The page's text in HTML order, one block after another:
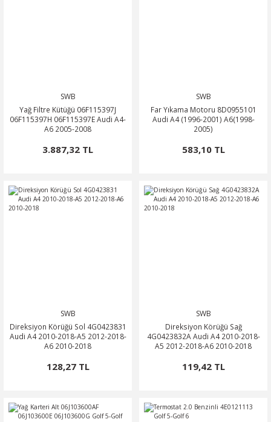
SWB
Yağ Filtre Kütüğü 06F115397J
06F115397H 06F115397E Audi A4-
A6 2005-2008
3.887,32 TL
SWB
Far Yıkama Motoru 8D0955101
Audi A4 (1996-2001) A6(1998-
2005)
583,10 TL
SWB
Direksiyon Körüğü Sol 4G0423831
Audi A4 2010-2018-A5 2012-2018-
A6 2010-2018
128,27 TL
SWB
Direksiyon Körüğü Sağ
4G0423832A Audi A4 2010-2018-
A5 2012-2018-A6 2010-2018
119,42 TL